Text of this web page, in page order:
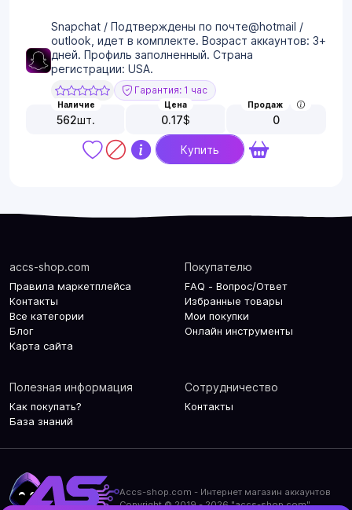
Snapchat / Подтверждены по почте@hotmail /
outlook, идет в комплекте. Возраст аккаунтов: 3+
дней. Профиль заполненный. Страна
регистрации: USA.
Гарантия: 1 час
Наличие
562шт.
Цена
0.17$
Продаж
0
Купить
accs-shop.com
Правила маркетплейса
Контакты
Все категории
Блог
Карта сайта
Покупателю
FAQ - Вопрос/Ответ
Избранные товары
Мои покупки
Онлайн инструменты
Полезная информация
Как покупать?
База знаний
Сотрудничество
Контакты
Accs-shop.com - Интернет магазин аккаунтов
Copyright © 2019 - 2026 "accs-shop.com"